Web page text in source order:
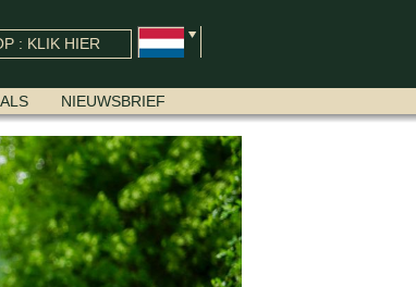
: KLIK HIER
NIEUWSBRIEF